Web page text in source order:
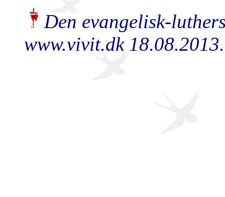
Den evangelisk-
www.vivit.dk